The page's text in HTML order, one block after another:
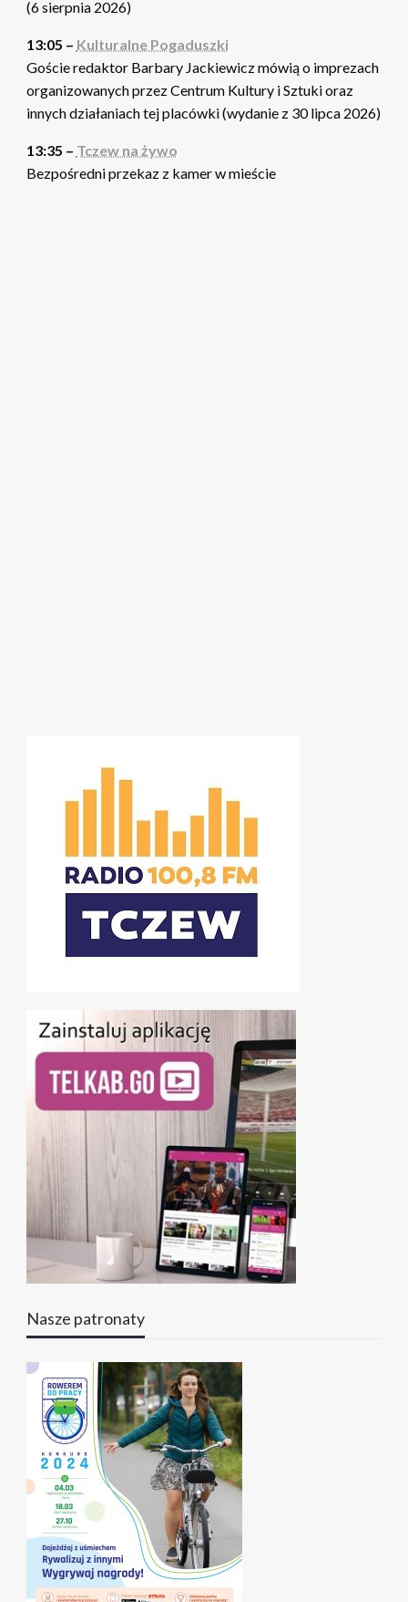
(6 sierpnia 2026)
13:05 – Kulturalne Pogaduszki
Goście redaktor Barbary Jackiewicz mówią o imprezach
organizowanych przez Centrum Kultury i Sztuki oraz
innych działaniach tej placówki (wydanie z 30 lipca 2026)
13:35 – Tczew na żywo
Bezpośredni przekaz z kamer w mieście
Nasze patronaty